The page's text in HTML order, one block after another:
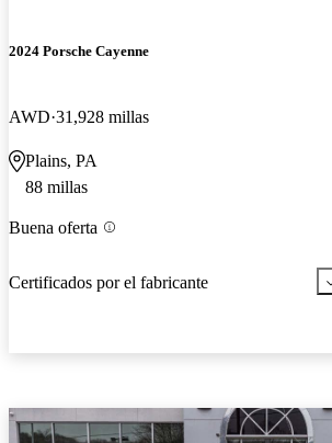
2024 Porsche Cayenne
AWD 31,928 millas
Plains, PA
88 millas
Buena oferta
Certificados por el fabricante